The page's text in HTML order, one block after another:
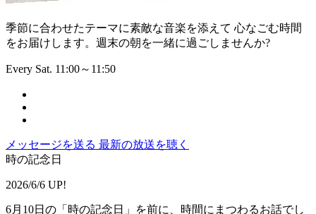
季節に合わせたテーマに素敵な音楽を添えて 心なごむ時間
をお届けします。週末の朝を一緒に過ごしませんか?
Every Sat. 11:00～11:50
メッセージを送る 最新の放送を聴く
時の記念日
2026/6/6 UP!
6月10日の「時の記念日」を前に、時間にまつわるお話でし